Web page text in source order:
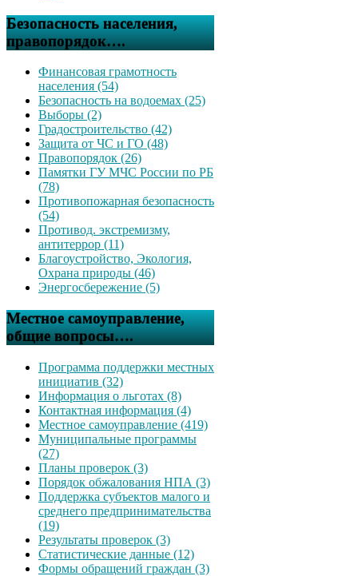
Безопасность населения,
правопорядок….
Финансовая грамотность
населения (54)
Безопасность на водоемах (25)
Выборы (2)
Градостроительство (42)
Защита от ЧС и ГО (48)
Правопорядок (26)
Памятки ГУ МЧС России по РБ
(78)
Противопожарная безопасность
(54)
Противод. экстремизму,
антитеррор (11)
Благоустройство, Экология,
Охрана природы (46)
Энергосбережение (5)
Местное самоуправление,
общие вопросы….
Программа поддержки местных
инициатив (32)
Информация о льготах (8)
Контактная информация (4)
Местное самоуправление (419)
Муниципальные программы
(27)
Планы проверок (3)
Порядок обжалования НПА (3)
Поддержка субъектов малого и
среднего предпринимательства
(19)
Результаты проверок (3)
Статистические данные (12)
Формы обращений граждан (3)